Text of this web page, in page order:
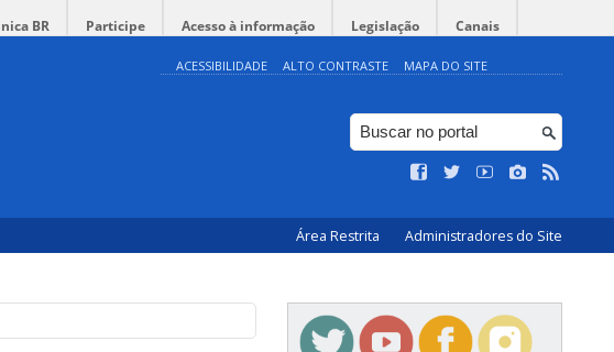
BR Participe Acesso à informação Legislação Canais
ACESSIBILIDADE ALTO CONTRASTE MAPA DO SITE
Área Restrita Administradores do Site